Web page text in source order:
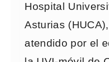
Hospital
Asturias
atendido por el